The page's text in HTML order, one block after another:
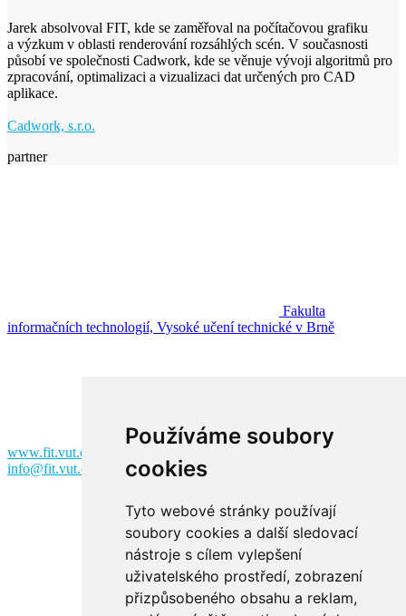
Používáme soubory
cookies
Tyto webové stránky používají
soubory cookies a další sledovací
nástroje s cílem vylepšení
uživatelského prostředí, zobrazení
přizpůsobeného obsahu a reklam,
Jarek absolvoval FIT, kde se zaměřoval na počítačovou grafiku
a výzkum v oblasti renderování rozsáhlých scén. V současnosti
působí ve společnosti Cadwork, kde se věnuje vývoji algoritmů pro
zpracování, optimalizaci a vizualizaci dat určených pro CAD
aplikace.
Cadwork, s.r.o.
partner
Fakulta
informačních technologií, Vysoké učení technické v Brně
www.fit.vut.cz
info@fit.vut.cz